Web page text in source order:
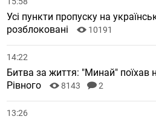
Усі пункти пропуску на
розблоковані
10191
14:22
Битва за життя: "Минай" поїхав
Рівного
8143 2
13:26